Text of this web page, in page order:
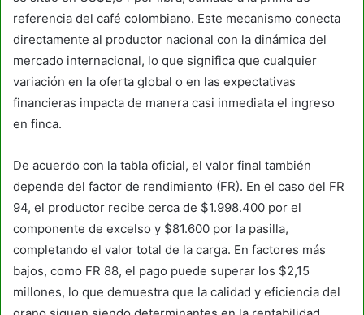
referencia del café colombiano. Este mecanismo conecta
directamente al productor nacional con la dinámica del
mercado internacional, lo que significa que cualquier
variación en la oferta global o en las expectativas
financieras impacta de manera casi inmediata el ingreso
en finca.
De acuerdo con la tabla oficial, el valor final también
depende del factor de rendimiento (FR). En el caso del FR
94, el productor recibe cerca de $1.998.400 por el
componente de excelso y $81.600 por la pasilla,
completando el valor total de la carga. En factores más
bajos, como FR 88, el pago puede superar los $2,15
millones, lo que demuestra que la calidad y eficiencia del